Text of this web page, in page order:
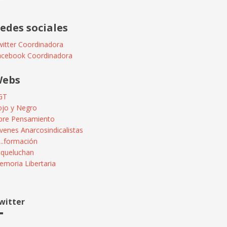
sociales
Coordinadora
Coordinadora
y Negro
Pensamiento
Anarcosindicalistas
Libertaria